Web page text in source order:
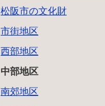
松阪市の文化財
市街地区
西部地区
中部地区
南郊地区